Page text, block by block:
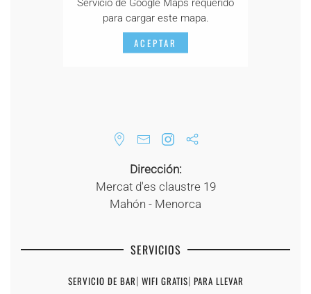
para cargar este mapa.
ACEPTAR
Dirección:
Mercat d'es claustre 19
Mahón - Menorca
SERVICIOS
SERVICIO DE BAR| WIFI GRATIS| PARA LLEVAR